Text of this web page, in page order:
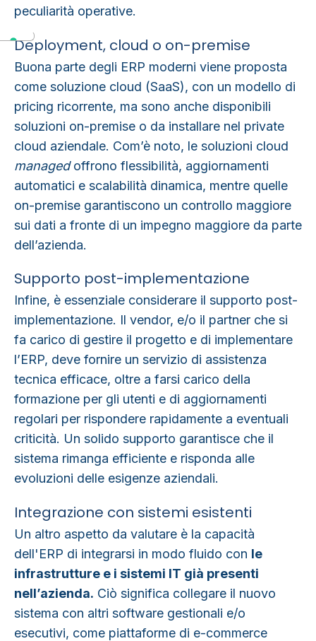
peculiarità operative.
Deployment, cloud o on-premise
Buona parte degli ERP moderni viene proposta
come soluzione cloud (SaaS), con un modello di
pricing ricorrente, ma sono anche disponibili
soluzioni on-premise o da installare nel private
cloud aziendale. Com’è noto, le soluzioni cloud
managed offrono flessibilità, aggiornamenti
automatici e scalabilità dinamica, mentre quelle
on-premise garantiscono un controllo maggiore
sui dati a fronte di un impegno maggiore da parte
dell’azienda.
Supporto post-implementazione
Infine, è essenziale considerare il supporto post-
implementazione. Il vendor, e/o il partner che si
fa carico di gestire il progetto e di implementare
l’ERP, deve fornire un servizio di assistenza
tecnica efficace, oltre a farsi carico della
formazione per gli utenti e di aggiornamenti
regolari per rispondere rapidamente a eventuali
criticità. Un solido supporto garantisce che il
sistema rimanga efficiente e risponda alle
evoluzioni delle esigenze aziendali.
Integrazione con sistemi esistenti
Un altro aspetto da valutare è la capacità
dell'ERP di integrarsi in modo fluido con le
infrastrutture e i sistemi IT già presenti
nell’azienda. Ciò significa collegare il nuovo
sistema con altri software gestionali e/o
esecutivi, come piattaforme di e-commerce